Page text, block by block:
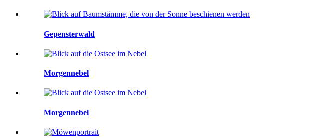
Gepensterwald
Morgennebel
Morgennebel